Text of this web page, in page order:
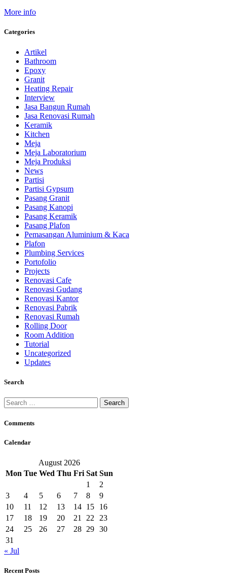
More info
Categories
Artikel
Bathroom
Epoxy
Granit
Heating Repair
Interview
Jasa Bangun Rumah
Jasa Renovasi Rumah
Keramik
Kitchen
Meja
Meja Laboratorium
Meja Produksi
News
Partisi
Partisi Gypsum
Pasang Granit
Pasang Kanopi
Pasang Keramik
Pasang Plafon
Pemasangan Aluminium & Kaca
Plafon
Plumbing Services
Portofolio
Projects
Renovasi Cafe
Renovasi Gudang
Renovasi Kantor
Renovasi Pabrik
Renovasi Rumah
Rolling Door
Room Addition
Tutorial
Uncategorized
Updates
Search
Search
for:
Comments
Calendar
August 2026
Mon Tue Wed Thu Fri Sat Sun
1
2
3
4 5 6 7 8
9
10
11 12 13 14 15
16
17
18 19 20 21 22
23
24
25 26 27 28 29 30
31
« Jul
Recent Posts